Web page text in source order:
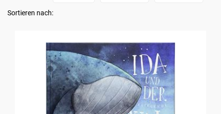
Sortieren nach: